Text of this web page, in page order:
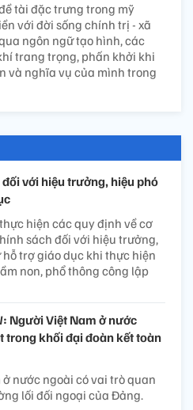
tài đặc trưng trong mỹ
với đời sống chính trị - xã
ngôn ngữ tạo hình, các
trang trọng, phấn khởi khi
và nghĩa vụ của mình trong
với hiệu trưởng, hiệu phó
hiện các quy định về cơ
sách đối với hiệu trưởng,
trợ giáo dục khi thực hiện
non, phổ thông công lập
Người Việt Nam ở nước
trong khối đại đoàn kết toàn
nước ngoài có vai trò quan
lối đối ngoại của Đảng.